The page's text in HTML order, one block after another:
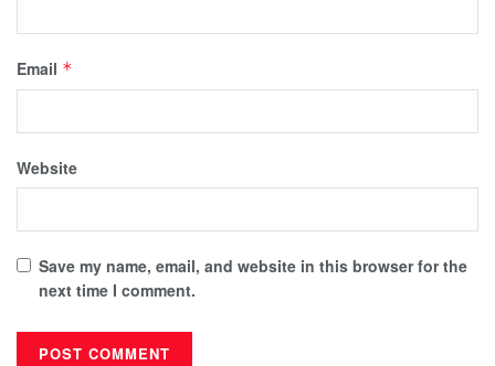
Email *
Website
Save my name, email, and website in this browser for the
next time I comment.